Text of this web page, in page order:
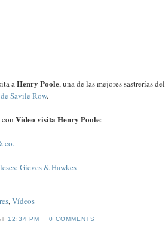
aHenry Poole, una de las mejores sastrerías del
Savile Row.
Vídeo visita Henry Poole:
co.
Gieves & Hawkes
,Vídeos
12:34 PM 0 COMMENTS